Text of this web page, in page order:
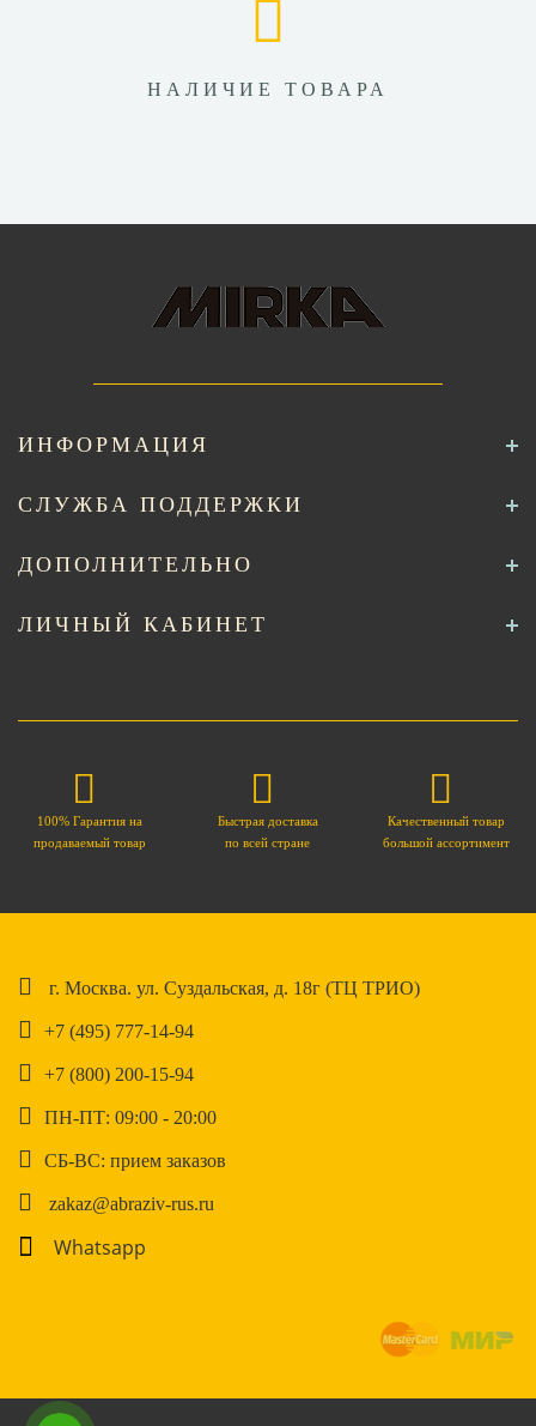
НАЛИЧИЕ ТОВАРА
ИНФОРМАЦИЯ
СЛУЖБА ПОДДЕРЖКИ
ДОПОЛНИТЕЛЬНО
ЛИЧНЫЙ КАБИНЕТ
100% Гарантия на
продаваемый товар
Быстрая доставка
по всей стране
Качественный товар
большой ассортимент
г. Москва. ул. Суздальская, д. 18г (ТЦ ТРИО)
+7 (495) 777-14-94
+7 (800) 200-15-94
ПН-ПТ: 09:00 - 20:00
СБ-ВС: прием заказов
zakaz@abraziv-rus.ru
Whatsapp